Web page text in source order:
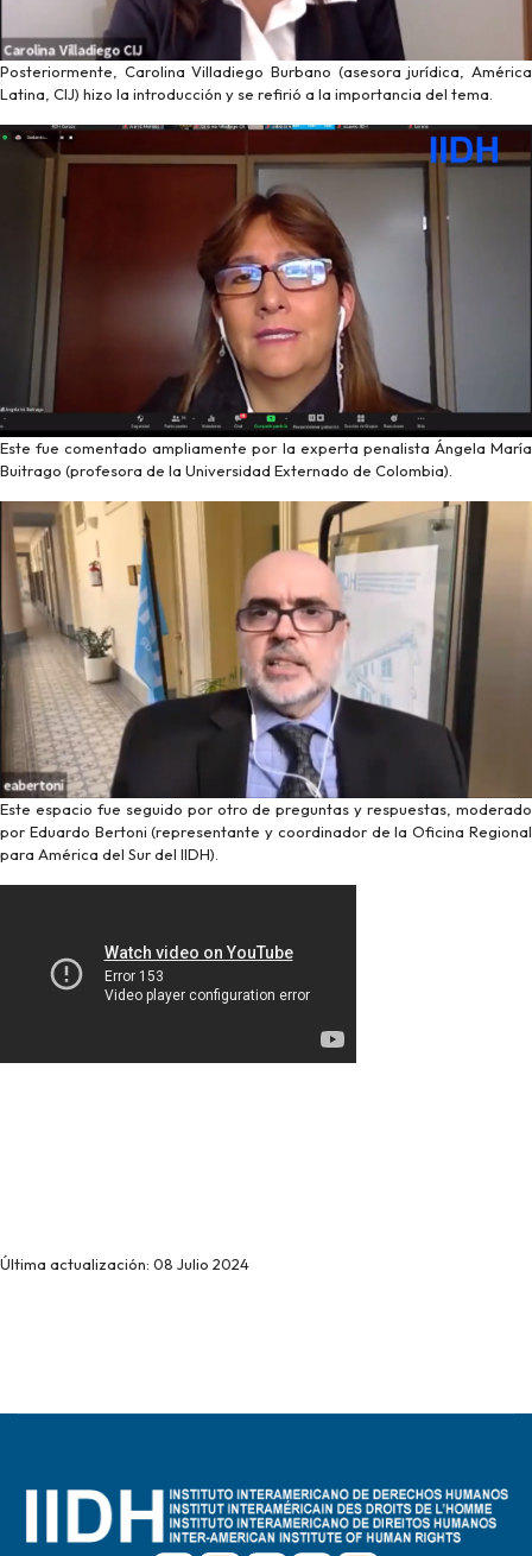
Posteriormente, Carolina Villadiego Burbano (asesora jurídica, América
Latina, CIJ) hizo la introducción y se refirió a la importancia del tema.
Este fue comentado ampliamente por la experta penalista Ángela María
Buitrago (profesora de la Universidad Externado de Colombia).
Este espacio fue seguido por otro de preguntas y respuestas, moderado
por Eduardo Bertoni (representante y coordinador de la Oficina Regional
para América del Sur del IIDH).
Última actualización: 08 Julio 2024